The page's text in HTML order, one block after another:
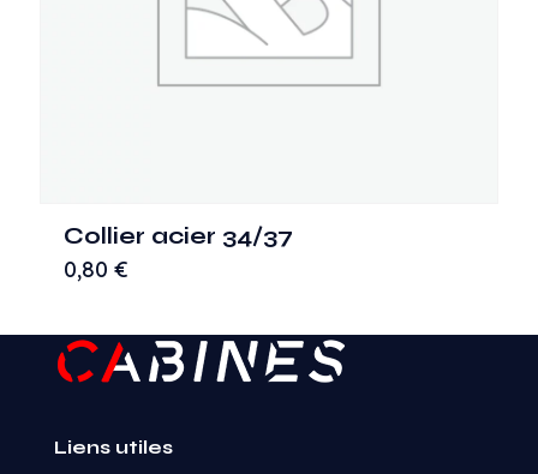
Collier acier 34/37
0,80 €
Liens utiles